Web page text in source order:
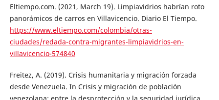
Eltiempo.com. (2021, March 19). Limpiavidrios habrían roto
panorámicos de carros en Villavicencio. Diario El Tiempo.
https://www.eltiempo.com/colombia/otras-
ciudades/redada-contra-migrantes-limpiavidrios-en-
villavicencio-574840
Freitez, A. (2019). Crisis humanitaria y migración forzada
desde Venezuela. In Crisis y migración de población